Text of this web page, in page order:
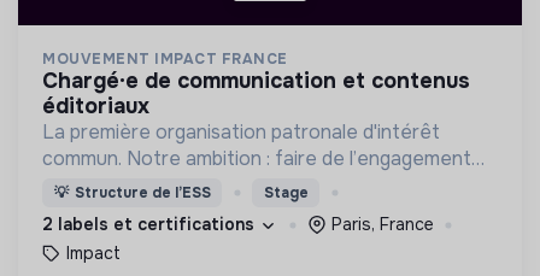
MOUVEMENT IMPACT FRANCE
chargé·e de communication et contenus
éditoriaux
La première organisation patronale d'intérêt
commun. Notre ambition : faire de l’engagement
des entreprises un facteur de compétitivité, de
souveraineté, et d’attractivité.
💡 Structure de l’ESS Stage
2 labels et certifications
Paris, France
Impact